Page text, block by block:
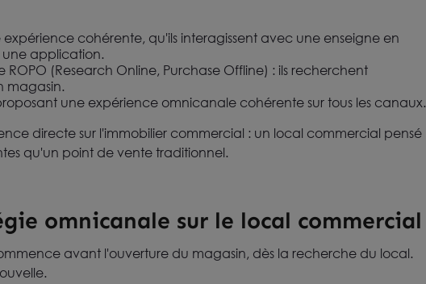
cohérente, qu'ils interagissent avec une enseigne en
application.
(Research Online, Purchase Offline) : ils recherchent
magasin.
une expérience omnicanale cohérente sur tous les canaux.
directe sur l'immobilier commercial : un local commercial pensé
qu'un point de vente traditionnel.
omnicanale sur le local commercial
avant l'ouverture du magasin, dès la recherche du local.